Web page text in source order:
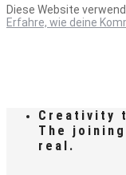
Diese Website
Erfahre, wie deine
Creativity
The
real.